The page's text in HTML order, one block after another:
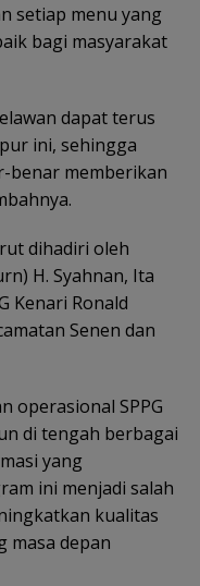
setiap menu yang
bagi masyarakat
dapat terus
ini, sehingga
benar memberikan
dihadiri oleh
H. Syahnan, Ita
Kenari Ronald
Senen dan
operasional SPPG
di tengah berbagai
yang
ini menjadi salah
kualitas
masa depan